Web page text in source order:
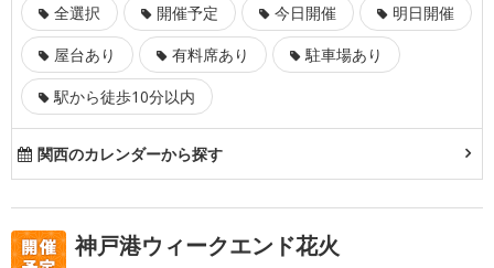
全選択 開催予定 今日開催
明日開催
屋台あり
有料席あり
駐車場あり
駅から徒歩10分以内
関西のカレンダーから探す
神戸港ウィークエンド花火